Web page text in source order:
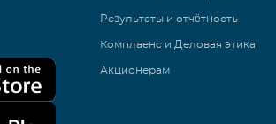
Результаты и отчётность
Комплаенс и Деловая этика
Акционерам